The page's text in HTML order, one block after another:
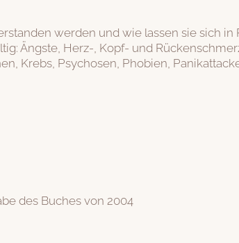
werden und wie lassen sie sich
Ängste, Herz-, Kopf- und
Krebs, Psychosen, Phobien,
des Buches von 2004